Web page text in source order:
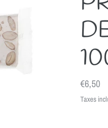
Prix
normal
€6,50
Taxes